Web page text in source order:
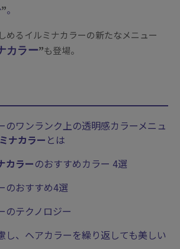
。
めるイルミナカラーの新たなメニュー
カラー も登場。
のワンランク上の透明感カラーメニュ
ナカラー とは
カラーのおすすめカラー 4選
のおすすめ4選
のテクノロジー
し、ヘアカラーを繰り返しても美しい